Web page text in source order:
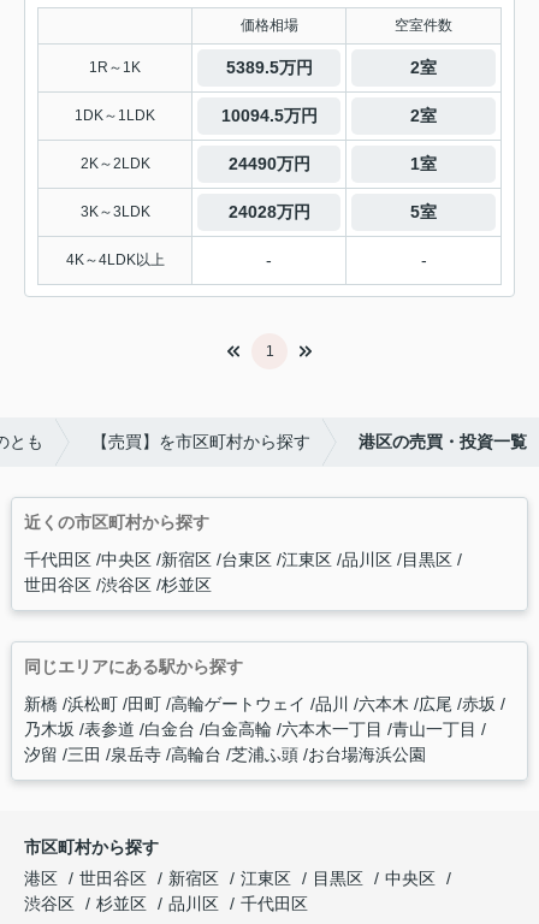
価格相場 空室件数
1R～1K 5389.5万円 2室
1DK～1LDK 10094.5万円 2室
2K～2LDK 24490万円 1室
3K～3LDK 24028万円 5室
4K～4LDK以上 - -
1
とも 【売買】を市区町村から探す 港区の売買・投資一覧
近くの市区町村から探す
千代田区 中央区 新宿区 台東区 江東区 品川区 目黒区
世田谷区 渋谷区 杉並区
同じエリアにある駅から探す
新橋 浜松町 田町 高輪ゲートウェイ 品川 六本木 広尾 赤坂
乃木坂 表参道 白金台 白金高輪 六本木一丁目
青山一丁目
汐留 三田 泉岳寺 高輪台 芝浦ふ頭 お台場海浜公園
市区町村から探す
港区
世田谷区 新宿区 江東区 目黒区
中央区
渋谷区
杉並区 品川区
千代田区